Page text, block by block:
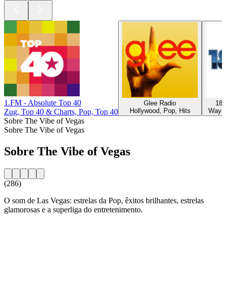
1.FM - Absolute Top 40
Zug, Top 40 & Charts, Pop, Top 40
Glee Radio
Hollywood, Pop, Hits
Sobre The Vibe of Vegas
Sobre The Vibe of Vegas
Sobre The Vibe of Vegas
(286)
O som de Las Vegas: estrelas da Pop, êxitos brilhantes, estrelas
glamorosas e a superliga do entretenimento.